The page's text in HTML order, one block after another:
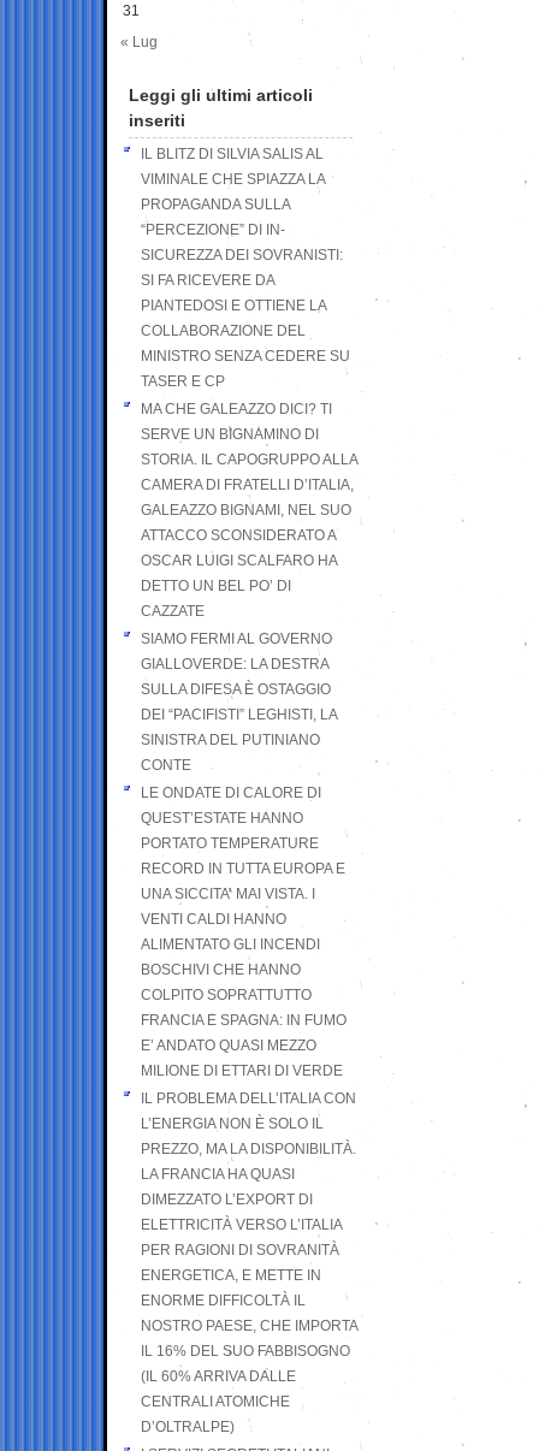
31
« Lug
Leggi gli ultimi articoli
inseriti
IL BLITZ DI SILVIA SALIS AL
VIMINALE CHE SPIAZZA LA
PROPAGANDA SULLA
“PERCEZIONE” DI IN-
SICUREZZA DEI SOVRANISTI:
SI FA RICEVERE DA
PIANTEDOSI E OTTIENE LA
COLLABORAZIONE DEL
MINISTRO SENZA CEDERE SU
TASER E CP
MA CHE GALEAZZO DICI? TI
SERVE UN BIGNAMINO DI
STORIA. IL CAPOGRUPPO ALLA
CAMERA DI FRATELLI D’ITALIA,
GALEAZZO BIGNAMI, NEL SUO
ATTACCO SCONSIDERATO A
OSCAR LUIGI SCALFARO HA
DETTO UN BEL PO’ DI
CAZZATE
SIAMO FERMI AL GOVERNO
GIALLOVERDE: LA DESTRA
SULLA DIFESA È OSTAGGIO
DEI “PACIFISTI” LEGHISTI, LA
SINISTRA DEL PUTINIANO
CONTE
LE ONDATE DI CALORE DI
QUEST’ESTATE HANNO
PORTATO TEMPERATURE
RECORD IN TUTTA EUROPA E
UNA SICCITA’ MAI VISTA. I
VENTI CALDI HANNO
ALIMENTATO GLI INCENDI
BOSCHIVI CHE HANNO
COLPITO SOPRATTUTTO
FRANCIA E SPAGNA: IN FUMO
E’ ANDATO QUASI MEZZO
MILIONE DI ETTARI DI VERDE
IL PROBLEMA DELL’ITALIA CON
L’ENERGIA NON È SOLO IL
PREZZO, MA LA DISPONIBILITÀ.
LA FRANCIA HA QUASI
DIMEZZATO L’EXPORT DI
ELETTRICITÀ VERSO L’ITALIA
PER RAGIONI DI SOVRANITÀ
ENERGETICA, E METTE IN
ENORME DIFFICOLTÀ IL
NOSTRO PAESE, CHE IMPORTA
IL 16% DEL SUO FABBISOGNO
(IL 60% ARRIVA DALLE
CENTRALI ATOMICHE
D’OLTRALPE)